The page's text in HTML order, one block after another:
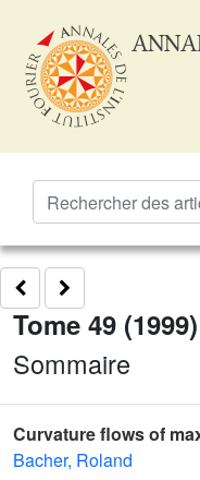
Tome 49
Sommaire
Curvature flows of
Bacher, Roland